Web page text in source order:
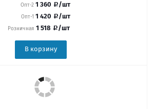
Опт-2 1 360 /шт
Опт-1 1 420 /шт
Розничная 1 518 /шт
В корзину